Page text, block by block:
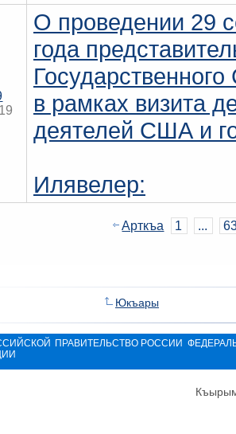
О проведении 29
года
в рамках визита
деятелей США и
Илявелер:
Арткъа 1 ...
Юкъары
ПРАВИТЕЛЬСТВО РОССИИ